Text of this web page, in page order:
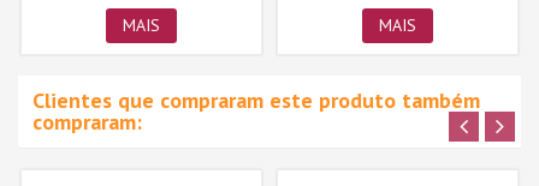
MAIS MAIS
Clientes que compraram este produto também
compraram: